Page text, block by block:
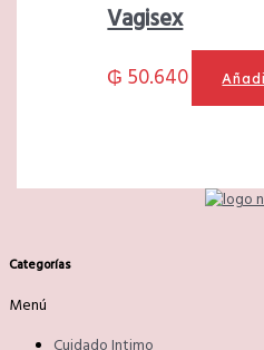
Vagisex
₲ 50.640
Categorías
Menú